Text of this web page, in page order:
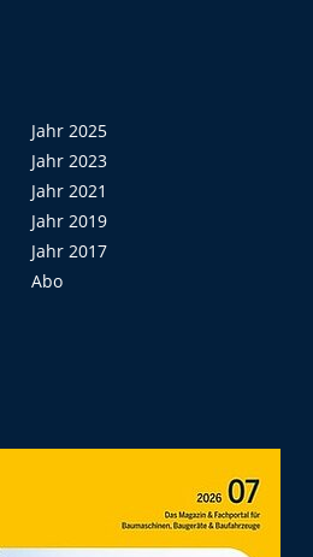
Jahr 2025
Jahr 2023
Jahr 2021
Jahr 2019
Jahr 2017
Abo